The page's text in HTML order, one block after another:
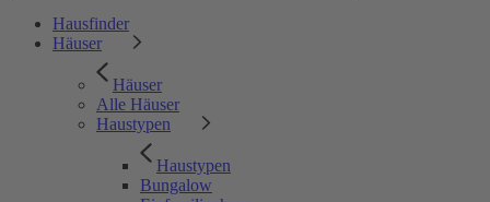
Hausfinder
Häuser
Häuser
Alle Häuser
Haustypen
Haustypen
Bungalow